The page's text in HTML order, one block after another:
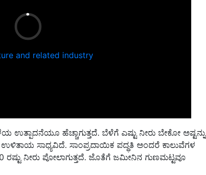
and related industry
ಹೆಚ್ಚಾಗುತ್ತದೆ. ಬೆಳೆಗೆ ಎಷ್ಟು ನೀರು ಬೇಕೋ ಅಷ್ಟನ್ನು
ಉಳಿತಾಯ ಸಾಧ್ಯವಿದೆ. ಸಾಂಪ್ರದಾಯಿಕ ಪದ್ಧತಿ ಅಂದರೆ ಕಾಲುವೆಗಳ
ನೀರು ಪೋಲಾಗುತ್ತದೆ. ಜೊತೆಗೆ ಜಮೀನಿನ ಗುಣಮಟ್ಟವೂ